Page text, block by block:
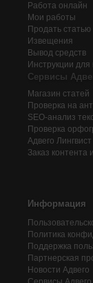
Работа онлайн
Мои работы
Продать статью
Извещения
Вывод средств
Инструкции
Сервисы
Магазин статей
Проверка на
SEO-анализ
Проверка
Адвего Лингвист
Заказ контента
Информация
Политика
Поддержка
Партнерская
Новости Адвего